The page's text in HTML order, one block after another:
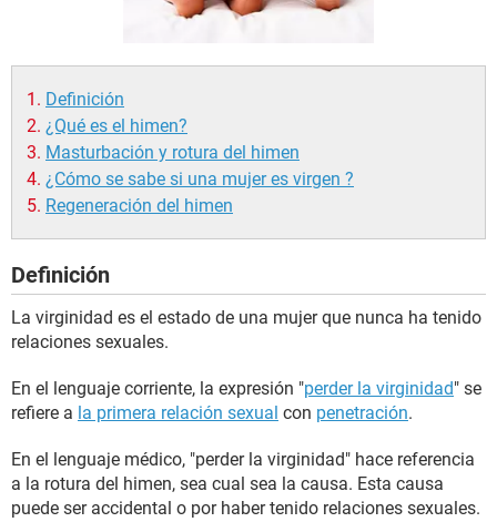
Definición
¿Qué es el himen?
Masturbación y rotura del himen
¿Cómo se sabe si una mujer es virgen ?
Regeneración del himen
Definición
La virginidad es el estado de una mujer que nunca ha tenido
relaciones sexuales.
En el lenguaje corriente, la expresión "perder la virginidad" se
refiere a la primera relación sexual con penetración.
En el lenguaje médico, "perder la virginidad" hace referencia
a la rotura del himen, sea cual sea la causa. Esta causa
puede ser accidental o por haber tenido relaciones sexuales.